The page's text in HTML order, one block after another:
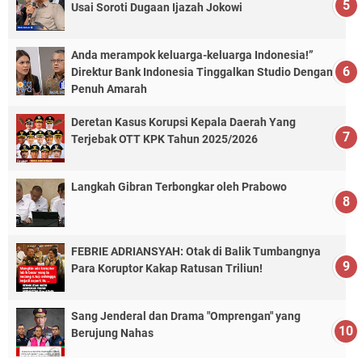
Usai Soroti Dugaan Ijazah Jokowi
Anda merampok keluarga-keluarga Indonesia!”
Direktur Bank Indonesia Tinggalkan Studio Dengan
Penuh Amarah
Deretan Kasus Korupsi Kepala Daerah Yang
Terjebak OTT KPK Tahun 2025/2026
Langkah Gibran Terbongkar oleh Prabowo
FEBRIE ADRIANSYAH: Otak di Balik Tumbangnya
Para Koruptor Kakap Ratusan Triliun!
Sang Jenderal dan Drama "Omprengan" yang
Berujung Nahas